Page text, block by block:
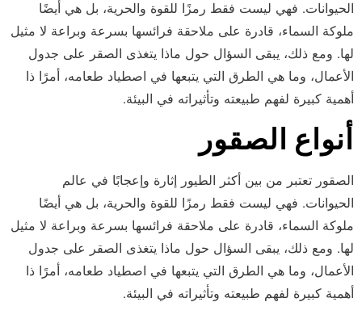
الحيوانات. فهي ليست فقط رمزًا للقوة والحرية، بل هي أيضًا
ملوكة السماء، قادرة على ملاحقة فرائسها بسرعة وبراعة لا مثيل
لها. ومع ذلك، يبقى السؤال حول ماذا يتغذى الصقر على جدول
الأعمال، وما هي الطرق التي يتبعها في اصطياد طعامه، أمرًا ذا
أهمية كبيرة لفهم طبيعته وتأثيراته في البيئة.
أنواع الصقور
الصقور تعتبر من بين أكثر الطيور إثارة وإعجابًا في عالم
الحيوانات. فهي ليست فقط رمزًا للقوة والحرية، بل هي أيضًا
ملوكة السماء، قادرة على ملاحقة فرائسها بسرعة وبراعة لا مثيل
لها. ومع ذلك، يبقى السؤال حول ماذا يتغذى الصقر على جدول
الأعمال، وما هي الطرق التي يتبعها في اصطياد طعامه، أمرًا ذا
أهمية كبيرة لفهم طبيعته وتأثيراته في البيئة.